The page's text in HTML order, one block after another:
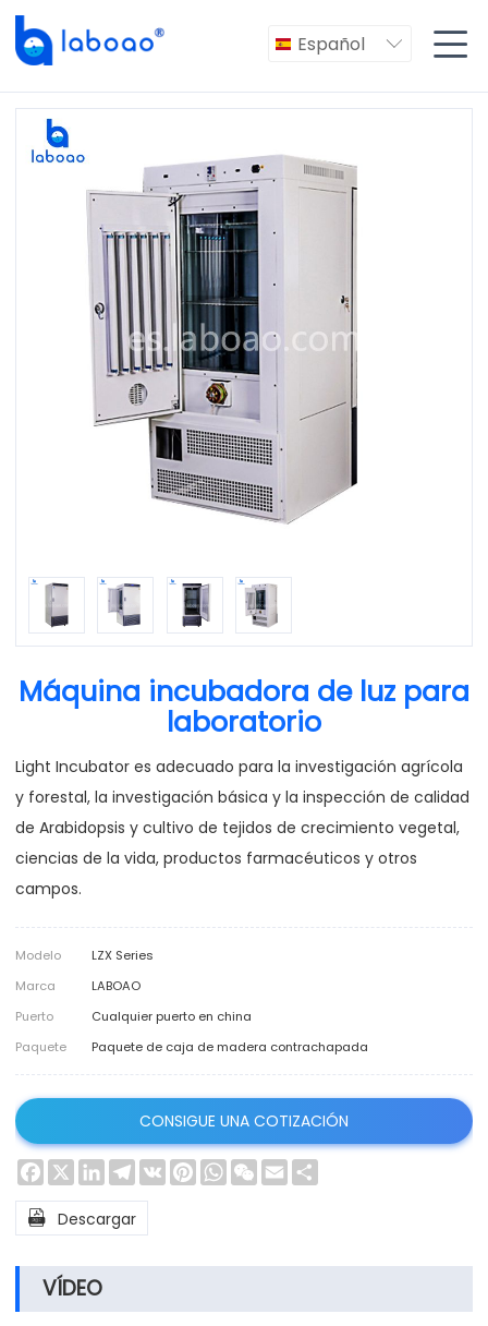
Español  
Máquina incubadora de luz para
laboratorio
Light Incubator es adecuado para la investigación agrícola
y forestal, la investigación básica y la inspección de calidad
de Arabidopsis y cultivo de tejidos de crecimiento vegetal,
ciencias de la vida, productos farmacéuticos y otros
campos.
Modelo
LZX Series
Marca
LABOAO
Puerto
Cualquier puerto en china
Paquete
Paquete de caja de madera contrachapada
CONSIGUE UNA COTIZACIÓN
Facebook
X LinkedInTelegram
VK PinterestWhatsApp
WeChat
Email
 Descargar
VÍDEO